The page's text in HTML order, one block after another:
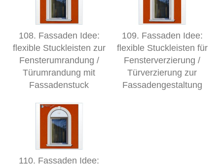
108. Fassaden Idee:
flexible Stuckleisten zur
Fensterumrandung /
Türumrandung mit
Fassadenstuck
109. Fassaden Idee:
flexible Stuckleisten für
Fensterverzierung /
Türverzierung zur
Fassadengestaltung
110. Fassaden Idee: